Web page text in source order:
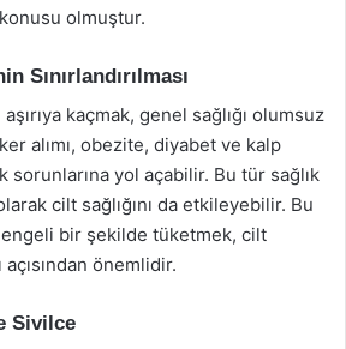
olmuştur.
Sınırlandırılması
kaçmak, genel sağlığı olumsuz
alımı, obezite, diyabet ve kalp
sorunlarına yol açabilir. Bu tür sağlık
cilt sağlığını da etkileyebilir. Bu
bir şekilde tüketmek, cilt
açısından önemlidir.
Sivilce